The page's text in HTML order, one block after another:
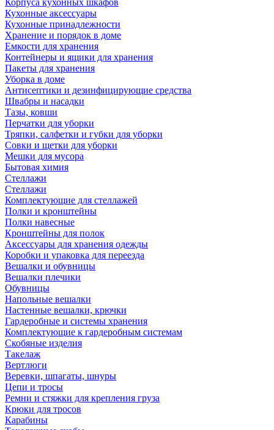
Корпуса кухонных шкафов
Кухонные аксессуары
Кухонные принадлежности
Хранение и порядок в доме
Емкости для хранения
Контейнеры и ящики для хранения
Пакеты для хранения
Уборка в доме
Антисептики и дезинфицирующие средства
Швабры и насадки
Тазы, ковши
Перчатки для уборки
Тряпки, салфетки и губки для уборки
Совки и щетки для уборки
Мешки для мусора
Бытовая химия
Стеллажи
Стеллажи
Комплектующие для стеллажей
Полки и кронштейны
Полки навесные
Кронштейны для полок
Аксессуары для хранения одежды
Коробки и упаковка для переезда
Вешалки и обувницы
Вешалки плечики
Обувницы
Напольные вешалки
Настенные вешалки, крючки
Гардеробные и системы хранения
Комплектующие к гардеробным системам
Скобяные изделия
Такелаж
Вертлюги
Веревки, шпагаты, шнуры
Цепи и тросы
Ремни и стяжки для крепления груза
Крюки для тросов
Карабины